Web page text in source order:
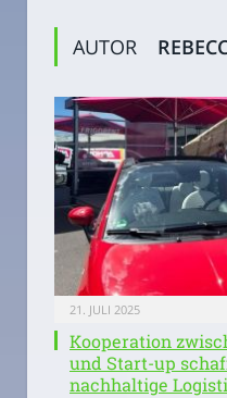
AUTOR
21. JULI 2025
Kooperation
und Start-up
nachhaltige